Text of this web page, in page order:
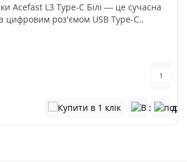
Acefast L3 Type-C Білі — це сучасна
цифровим роз'ємом USB Type-C..